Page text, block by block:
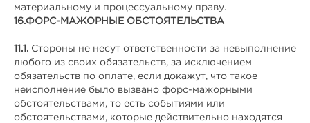
материальному и процессуальному праву.
16.ФОРС-МАЖОРНЫЕ ОБСТОЯТЕЛЬСТВА
11.1. Стороны не несут ответственности за невыполнение
любого из своих обязательств, за исключением
обязательств по оплате, если докажут, что такое
неисполнение было вызвано форс-мажорными
обстоятельствами, то есть событиями или
обстоятельствами, которые действительно находятся